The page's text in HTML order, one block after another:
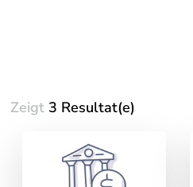
Zeigt 3 Resultat(e)